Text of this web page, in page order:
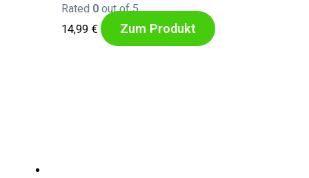
Rated 0 out of 5
14,99 € Zum Produkt